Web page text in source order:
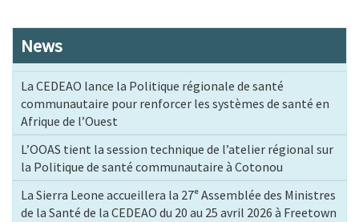
News
La CEDEAO lance la Politique régionale de santé
communautaire pour renforcer les systèmes de santé en
Afrique de l’Ouest
L’OOAS tient la session technique de l’atelier régional sur
la Politique de santé communautaire à Cotonou
La Sierra Leone accueillera la 27ᵉ Assemblée des Ministres
de la Santé de la CEDEAO du 20 au 25 avril 2026 à Freetown